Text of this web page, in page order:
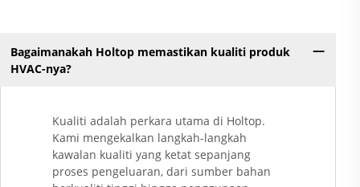
Bagaimanakah Holtop memastikan kualiti produk
HVAC-nya?
Kualiti adalah perkara utama di Holtop.
Kami mengekalkan langkah-langkah
kawalan kualiti yang ketat sepanjang
proses pengeluaran, dari sumber bahan